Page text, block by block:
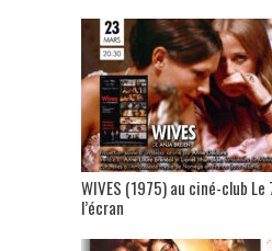
WIVES (1975) au ciné-club
l’écran